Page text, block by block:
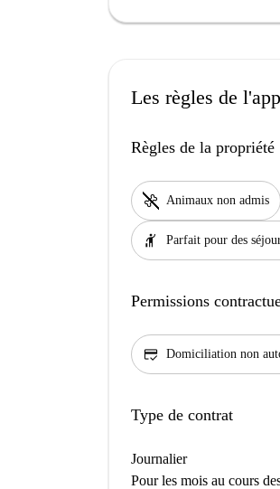
Les règles de
Règles de la propriété
pet_supplies Animaux non admis
hail Parfait pour des
Permissions
credit_score Domiciliation non
Type de contrat
Journalier
Pour les mois au cours